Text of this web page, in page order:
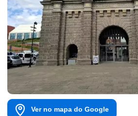
Ver no mapa do Google